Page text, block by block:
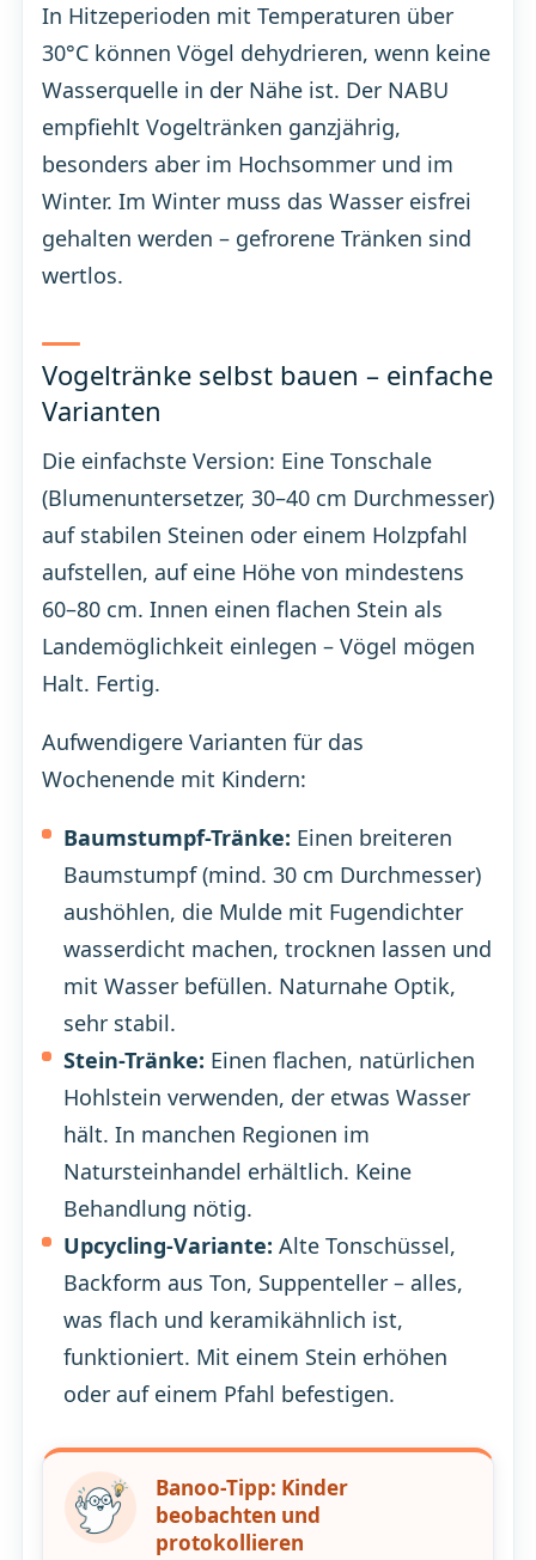
In Hitzeperioden mit Temperaturen über
30°C können Vögel dehydrieren, wenn keine
Wasserquelle in der Nähe ist. Der NABU
empfiehlt Vogeltränken ganzjährig,
besonders aber im Hochsommer und im
Winter. Im Winter muss das Wasser eisfrei
gehalten werden – gefrorene Tränken sind
wertlos.
Vogeltränke selbst bauen – einfache
Varianten
Die einfachste Version: Eine Tonschale
(Blumenuntersetzer, 30–40 cm Durchmesser)
auf stabilen Steinen oder einem Holzpfahl
aufstellen, auf eine Höhe von mindestens
60–80 cm. Innen einen flachen Stein als
Landemöglichkeit einlegen – Vögel mögen
Halt. Fertig.
Aufwendigere Varianten für das
Wochenende mit Kindern:
Baumstumpf-Tränke: Einen breiteren
Baumstumpf (mind. 30 cm Durchmesser)
aushöhlen, die Mulde mit Fugendichter
wasserdicht machen, trocknen lassen und
mit Wasser befüllen. Naturnahe Optik,
sehr stabil.
Stein-Tränke: Einen flachen, natürlichen
Hohlstein verwenden, der etwas Wasser
hält. In manchen Regionen im
Natursteinhandel erhältlich. Keine
Behandlung nötig.
Upcycling-Variante: Alte Tonschüssel,
Backform aus Ton, Suppenteller – alles,
was flach und keramikähnlich ist,
funktioniert. Mit einem Stein erhöhen
oder auf einem Pfahl befestigen.
Banoo-Tipp: Kinder
beobachten und
protokollieren